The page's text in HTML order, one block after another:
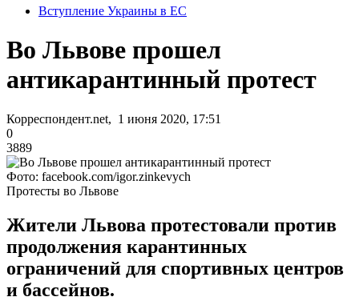
Вступление Украины в ЕС
Во Львове прошел
антикарантинный протест
Корреспондент.net, 1 июня 2020, 17:51
0
3889
Фото: facebook.com/igor.zinkevych
Протесты во Львове
Жители Львова протестовали против
продолжения карантинных
ограничений для спортивных центров
и бассейнов.